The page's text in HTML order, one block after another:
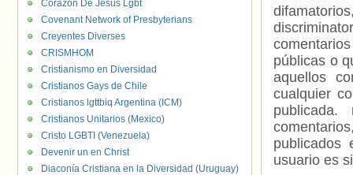
públicas o
aquellos
cualquier
usuario es
Corazón De Jesús Lgbt
Covenant Network of Presbyterians
Creyentes Diverses
CRISMHOM
Cristianismo en Diversidad
Cristianos Gays de Chile
Cristianos lgttbiq Argentina (ICM)
Cristianos Unitarios (Mexico)
Cristo LGBTI (Venezuela)
Devenir un en Christ
Diaconía Cristiana en la Diversidad (Uruguay)